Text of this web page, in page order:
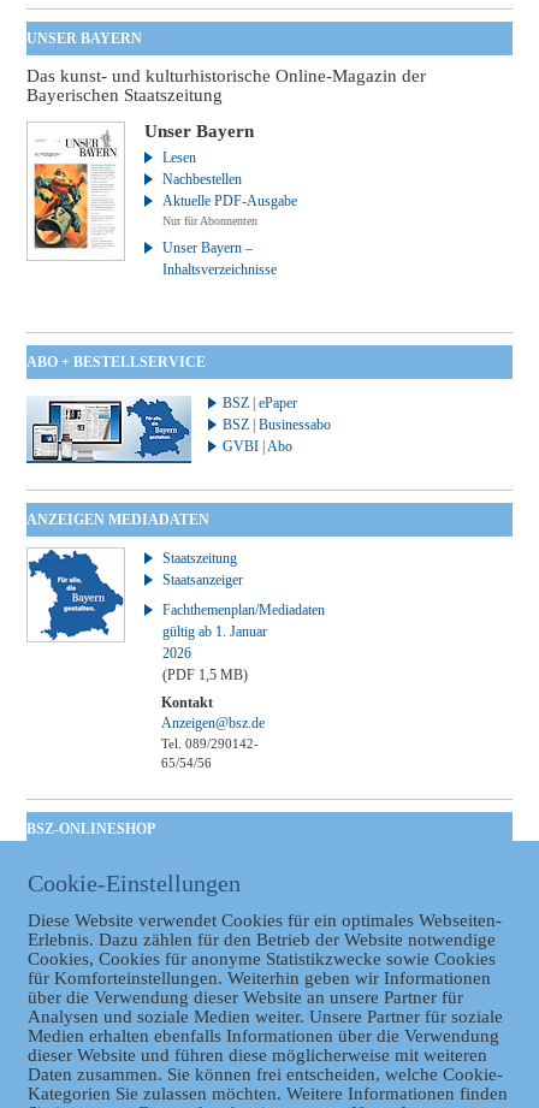
UNSER BAYERN
Das kunst- und kulturhistorische Online-Magazin der
Bayerischen Staatszeitung
Unser Bayern
Lesen
Nachbestellen
Aktuelle PDF-Ausgabe
Nur für Abonnenten
Unser Bayern –
Inhaltsverzeichnisse
ABO + BESTELLSERVICE
BSZ | ePaper
BSZ | Businessabo
GVBI | Abo
ANZEIGEN MEDIADATEN
Staatszeitung
Staatsanzeiger
Fachthemenplan/Mediadaten
gültig ab 1. Januar
2026
(PDF 1,5 MB)
Kontakt
Anzeigen@bsz.de
Tel. 089/290142-
65/54/56
BSZ-ONLINESHOP
Taschenbuch
GVBl | Einbanddecke
Datenschutz
Cookie-Einstellungen
Diese Website verwendet Cookies für ein optimales Webseiten-
Erlebnis. Dazu zählen für den Betrieb der Website notwendige
Cookies, Cookies für anonyme Statistikzwecke sowie Cookies
für Komforteinstellungen. Weiterhin geben wir Informationen
über die Verwendung dieser Website an unsere Partner für
Analysen und soziale Medien weiter. Unsere Partner für soziale
Medien erhalten ebenfalls Informationen über die Verwendung
dieser Website und führen diese möglicherweise mit weiteren
Daten zusammen. Sie können frei entscheiden, welche Cookie-
Kategorien Sie zulassen möchten. Weitere Informationen finden